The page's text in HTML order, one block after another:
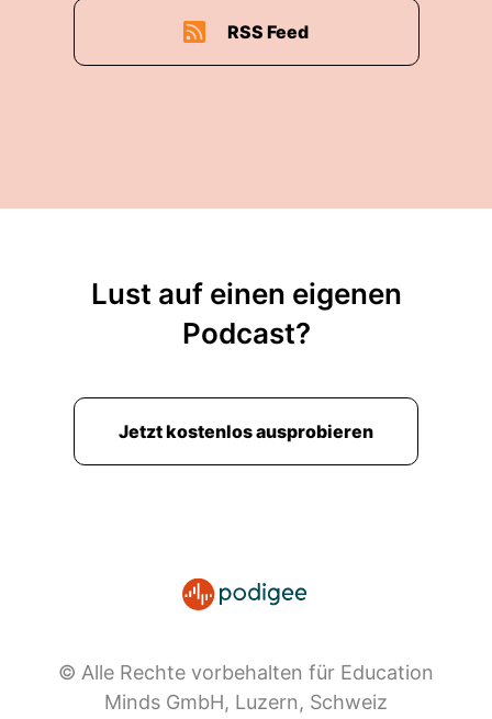
RSS Feed
Lust auf einen eigenen
Podcast?
Jetzt kostenlos ausprobieren
© Alle Rechte vorbehalten für Education
Minds GmbH, Luzern, Schweiz